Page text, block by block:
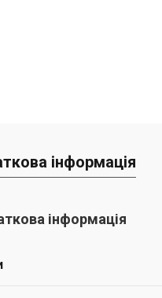
інформація
інформація